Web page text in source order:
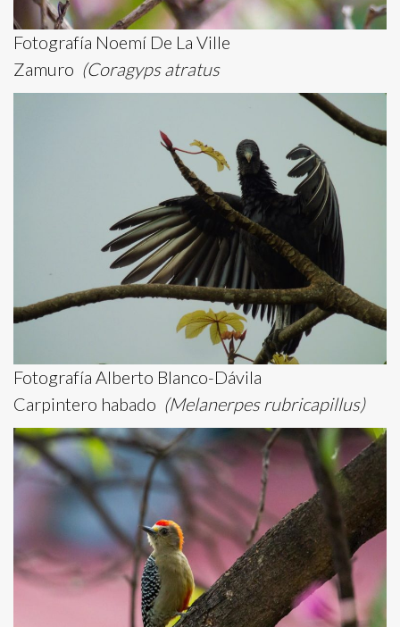
Fotografía Noemí De La Ville
Zamuro (Coragyps atratus
Fotografía Alberto Blanco-Dávila
Carpintero habado (Melanerpes rubricapillus)